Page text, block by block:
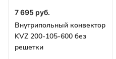
7 695 руб.
Внутрипольный конвектор
KVZ 200-105-600 без
решетки